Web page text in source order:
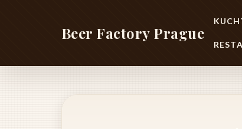
Beer Factory Prague